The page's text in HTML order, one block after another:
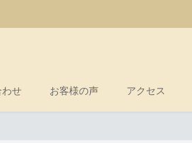
わせ お客様の声 アクセス